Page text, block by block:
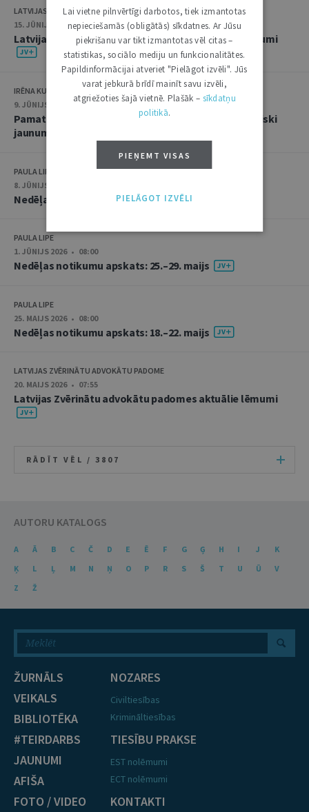
LATVIJAS ZVĒRINĀTU ADVOKĀTU PADOME
15. JŪNIJS 2026 • 14:22
Latvijas Zvērinātu advokātu padomes aktuālie lēmumi
IRĒNA KUCINA
9. JŪNIJS 2026
Pamattiesību aizsardzība kļūst vēl pieejamāka: būtiski
jaunumi Satversmes tiesā
PAULA LIPE
8. JŪNIJS 2026 • 08:00
Nedēļas notikumu apskats: 1.–5. jūnijs
PAULA LIPE
1. JŪNIJS 2026 • 08:00
Nedēļas notikumu apskats: 25.–29. maijs
PAULA LIPE
25. MAIJS 2026 • 08:00
Nedēļas notikumu apskats: 18.–22. maijs
LATVIJAS ZVĒRINĀTU ADVOKĀTU PADOME
20. MAIJS 2026 • 07:55
Latvijas Zvērinātu advokātu padomes aktuālie lēmumi
RĀDĪT VĒL / 3807
AUTORU KATALOGS
A Ā B C Č D E Ē F G Ģ H I J
K
Ķ
L Ļ M N Ņ O P R S Š T U Ū
V
Z
Ž
ŽURNĀLS
VEIKALS
BIBLIOTĒKA
#TEIRDARBS
JAUNUMI
AFIŠA
FOTO / VIDEO
NOZARES
Civiltiesības
Krimināltiesības
TIESĪBU PRAKSE
EST nolēmumi
ECT nolēmumi
KONTAKTI
Lai vietne pilnvērtīgi darbotos, tiek izmantotas
nepieciešamās (obligātās) sīkdatnes. Ar Jūsu
piekrišanu var tikt izmantotas vēl citas –
statistikas, sociālo mediju un funkcionalitātes.
Papildinformācijai atveriet "Pielāgot izvēli". Jūs
varat jebkurā brīdī mainīt savu izvēli,
atgriežoties šajā vietnē. Plašāk – sīkdatņu
politikā.
PIEŅEMT VISAS
PIELĀGOT IZVĒLI